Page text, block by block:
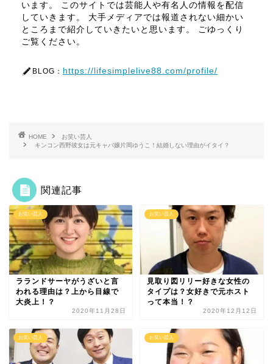
います。 このサイトでは芸能人や有名人の情報を配信
していきます。 大手メディアでは報道されない細かい
ところまで紹介していきたいと思います。 ごゆっくり
ご覧ください。
BLOG： https://lifesimplelive88.com/profile/
HOME
お笑い芸人
キンコン西野彼女は元キャバ嬢片岡ゆうこ！結婚しない理由がイタイ？
関連記事
お笑い芸人
ラランドサーヤがうざいと言
われる理由は？上から目線で
大炎上！？
2020年11月28日
お笑い芸人
見取り図リリー好きな女性の
タイプは？女好きで元ホスト
って本当！？
2020年12月12日
お笑い芸人 お笑い芸人